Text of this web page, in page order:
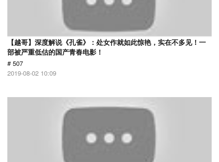
【越哥】深度解说《孔雀》：处女作就如此惊艳，实在不多见！一
部被严重低估的国产青春电影！
# 507
2019-08-02 10:09